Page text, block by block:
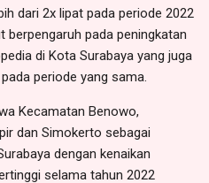
dari 2x lipat pada periode 2022
berpengaruh pada peningkatan
di Kota Surabaya yang juga
periode yang sama.
Kecamatan Benowo,
dan Simokerto sebagai
dengan kenaikan
selama tahun 2022